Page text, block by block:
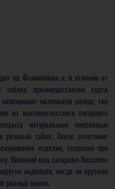
на Филиппинах и, в отличии от
преимущественно сорта
маленькую сигару, так
из высококлассного сигарного
натуральным покровным
табак. Такое сочетание
изделия, сохраняя при
Внешний вид сигарилл Bucanero
индейцев, когда их крутили
рваные ножки.